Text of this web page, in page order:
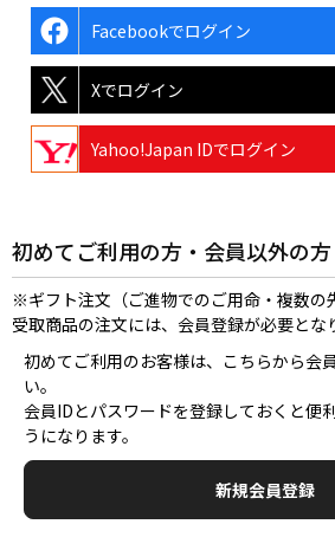
Facebookでログイン
Xでログイン
Yahoo!Japan IDでログイン
初めてご利用の方・会員以外の方
※ギフト注文（ご進物でのご用命・複数の
受取商品の注文には、会員登録が必要とな
初めてご利用のお客様は、こちらから会
い。
会員IDとパスワードを登録しておくと便
うになります。